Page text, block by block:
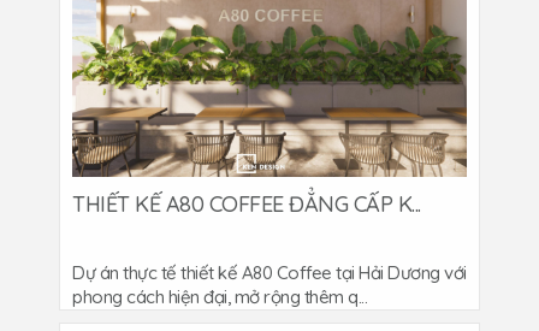
THIẾT KẾ A80 COFFEE ĐẲNG CẤP K...
Dự án thực tế thiết kế A80 Coffee tại Hải Dương với
phong cách hiện đại, mở rộng thêm q...